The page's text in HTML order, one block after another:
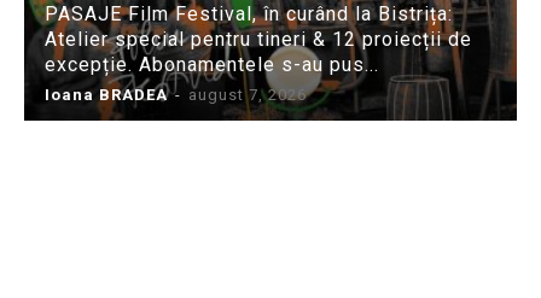
PASAJE Film Festival, în curând la Bistrița:
Atelier special pentru tineri & 12 proiecții de
excepție. Abonamentele s-au pus...
Ioana BRADEA - august 7, 2026